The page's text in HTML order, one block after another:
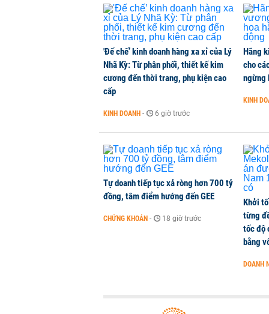
KINH DOANH - 1 phút trước
Con gái tỷ phú Phạm Nhật
1 phút trước
Hơn 227.000 tài khoản gia nhập
CHỨNG KHOÁN - 1 phút trước
Cuộc đua 'xuống phố' của ngân
KINH DOANH - 1 phút trước
'Đế chế’ kinh doanh hàng xa xỉ của Lý
Nhã Kỳ: Từ phân phối, thiết kế kim
cương đến thời trang, phụ kiện cao
cấp
KINH DOANH - 6 giờ trước
Hãng
cho
ngừng
KINH
Tự doanh tiếp tục xả ròng hơn 700 tỷ
đồng, tâm điểm hướng đến GEE
CHỨNG KHOÁN - 18 giờ trước
Khởi
từng
tốc độ
bằng
DOANH